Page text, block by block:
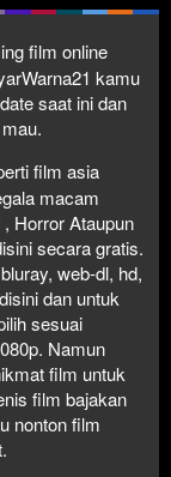
film online
kamu
saat ini dan
film asia
macam
Horror Ataupun
secara gratis.
web-dl, hd,
dan untuk
sesuai
Namun
film untuk
film bajakan
nonton film